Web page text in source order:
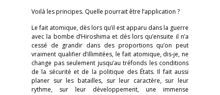
Voilà les principes. Quelle pourrait être l’application ?
Le fait atomique, dès lors qu’il est apparu dans la guerre
avec la bombe d’Hiroshima et dès lors qu’ensuite il n’a
cessé de grandir dans des proportions qu’on peut
vraiment qualifier d’illimitées, le fait atomique, dis-je, ne
change pas seulement jusqu’au tréfonds les conditions
de la sécurité et de la politique des États. Il fait aussi
planer sur les batailles, sur leur caractère, sur leur
rythme, sur leur développement, une immense